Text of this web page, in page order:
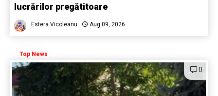
lucrărilor pregătitoare
Estera Vicoleanu Aug 09, 2026
Top News
0